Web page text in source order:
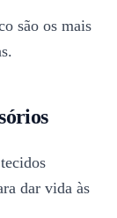
são os mais
dar vida às